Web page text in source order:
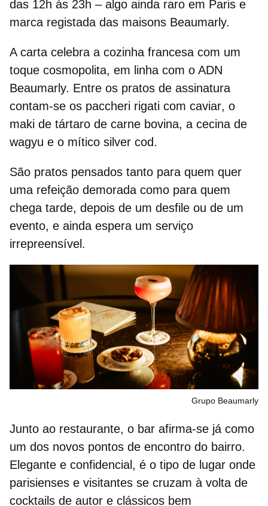
das 12h às 23h – algo ainda raro em Paris e
marca registada das maisons Beaumarly.
A carta celebra a cozinha francesa com um
toque cosmopolita, em linha com o ADN
Beaumarly. Entre os pratos de assinatura
contam‑se os paccheri rigati com caviar, o
maki de tártaro de carne bovina, a cecina de
wagyu e o mítico silver cod.
São pratos pensados tanto para quem quer
uma refeição demorada como para quem
chega tarde, depois de um desfile ou de um
evento, e ainda espera um serviço
irrepreensível.
Grupo Beaumarly
Junto ao restaurante, o bar afirma‑se já como
um dos novos pontos de encontro do bairro.
Elegante e confidencial, é o tipo de lugar onde
parisienses e visitantes se cruzam à volta de
cocktails de autor e clássicos bem